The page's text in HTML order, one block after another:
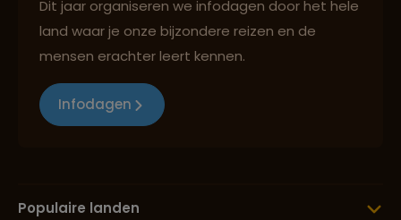
Dit jaar organiseren we infodagen door het hele
land waar je onze bijzondere reizen en de
mensen erachter leert kennen.
Infodagen
Populaire landen